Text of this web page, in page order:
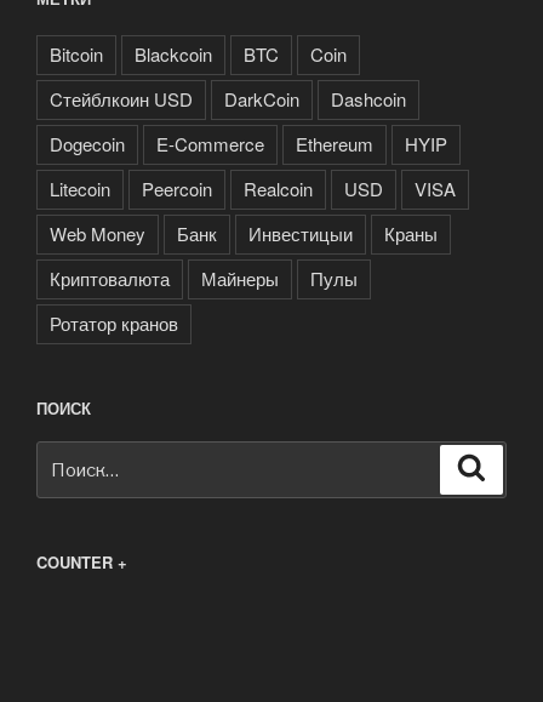
Bitcoin Blackcoin BTC
Coin
Cтейблкоин USD
DarkCoin
Dashcoin
Dogecoin
E-Commerce Ethereum
HYIP
Litecoin
Peercoin Realcoin USD
VISA
Web Money
Банк Инвестицыи
Краны
Криптовалюта
Майнеры
Пулы
Ротатор кранов
ПОИСК
COUNTER +